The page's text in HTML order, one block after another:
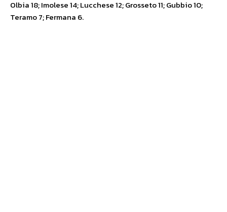
Olbia 18; Imolese 14; Lucchese 12; Grosseto 11; Gubbio 10;
Teramo 7; Fermana 6.